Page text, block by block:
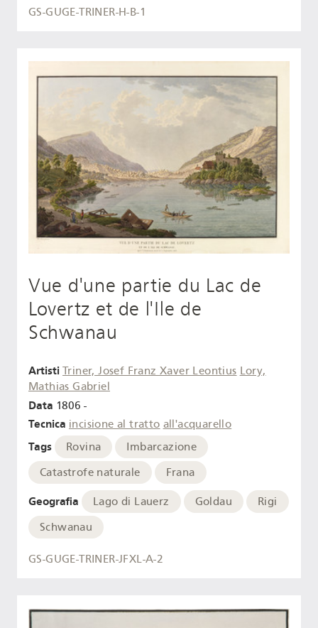
GS-GUGE-TRINER-H-B-1
Vue d'une partie du Lac de
Lovertz et de l'Ile de
Schwanau
Artisti Triner, Josef Franz Xaver Leontius Lory,
Mathias Gabriel
Data 1806 -
Tecnica incisione al tratto all'acquarello
Tags Rovina
Imbarcazione
Catastrofe naturale
Frana
Geografia Lago di Lauerz Goldau
Rigi
Schwanau
GS-GUGE-TRINER-JFXL-A-2